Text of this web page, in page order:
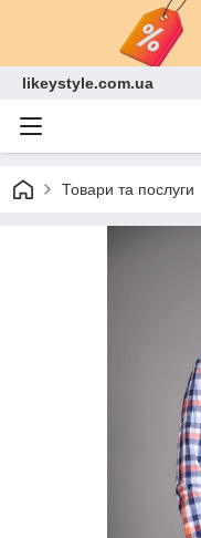
likeystyle.com.ua
Товари та послуги